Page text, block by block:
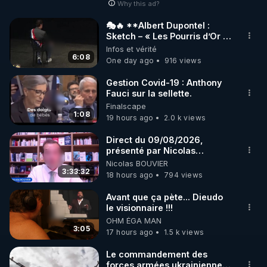
🌱 INSTAGRAM
https://www.instagram.com/rdlr_thierrycasasnovas/
http://rgnr.li/instagram
🌱 LA NEWSLETTER
Pour ne pas rater l’actualité RGNR (stages,
http://rgnr.li/news
🌱 VIDÉOS NON CENSURÉES SUR ODYSEE
Toutes les vidéos Youtube sont aussi sur la
http://rgnr.li/odysee
🌱 LES STAGES EN PRÉSENTIEL
Why this ad?
6:08
🎭🔥 **Albert Dupontel :
Sketch – « Les Pourris d’Or »
🏆💰**
Infos et vérité
One day ago
916 views
1:08
Gestion Covid-19 : Anthony
Fauci sur la sellette.
Finalscape
19 hours ago
2.0 k views
3:33:32
Direct du 09/08/2026,
présenté par Nicolas
BOUVIER
Nicolas BOUVIER
18 hours ago
794 views
3:05
Avant que ça pète... Dieudo
le visionnaire !!!
OHM ÉGA MAN
17 hours ago
1.5 k views
Le commandement des
forces armées ukrainiennes